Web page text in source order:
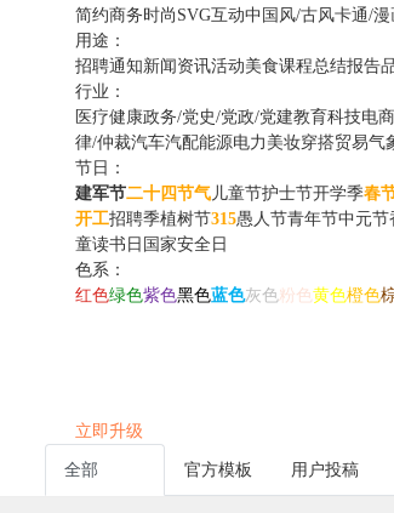
简约商务时尚 SVG互动中国风/古风卡通/漫
用途：
招聘通知新闻资讯活动美食课程总结报告
行业：
医疗健康政务/党史/党政/党建教育科技电
律/仲裁汽车汽配能源电力 美妆穿搭贸易气
节日：
建军节二十四节气儿童节护士节开学季春
开工招聘季植树节315愚人节青年节中元节
童读书日 国家安全日
色系：
红色绿色紫色黑色蓝色灰色粉色黄色橙色
立即升级
全部 官方模板 用户投稿